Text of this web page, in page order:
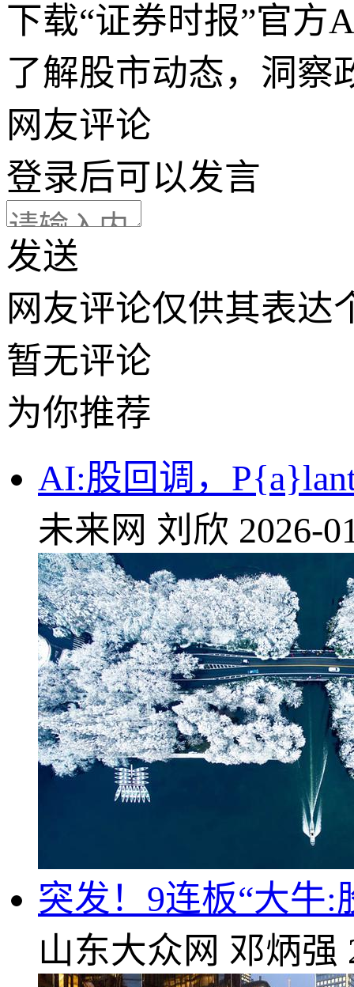
下载“证券时报”官方
了解股市动态，洞察
网友评论
登录后可以发言
发送
网友评论仅供其表达
暂无评论
为你推荐
AI:股回调，
未来网 刘欣 2026-
突发！9连板“大牛:
山东大众网 邓炳强